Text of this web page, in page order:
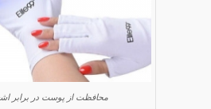
محافظت از پوست در برابر